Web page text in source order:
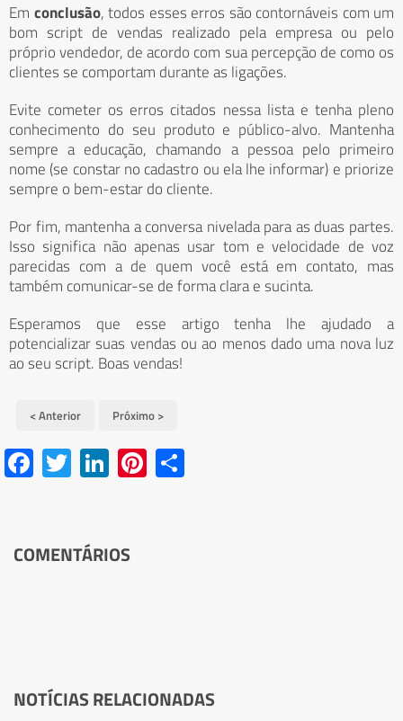
Em conclusão, todos esses erros são contornáveis com um
bom script de vendas realizado pela empresa ou pelo
próprio vendedor, de acordo com sua percepção de como os
clientes se comportam durante as ligações.
Evite cometer os erros citados nessa lista e tenha pleno
conhecimento do seu produto e público-alvo. Mantenha
sempre a educação, chamando a pessoa pelo primeiro
nome (se constar no cadastro ou ela lhe informar) e priorize
sempre o bem-estar do cliente.
Por fim, mantenha a conversa nivelada para as duas partes.
Isso significa não apenas usar tom e velocidade de voz
parecidas com a de quem você está em contato, mas
também comunicar-se de forma clara e sucinta.
Esperamos que esse artigo tenha lhe ajudado a
potencializar suas vendas ou ao menos dado uma nova luz
ao seu script. Boas vendas!
< Anterior Próximo >
FacebookTwitter LinkedIn PinterestShare
COMENTÁRIOS
NOTÍCIAS RELACIONADAS